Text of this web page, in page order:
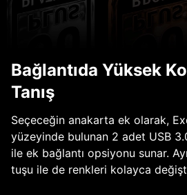
Bağlantıda Yüksek
Tanış
Seçeceğin anakarta ek olarak,
yüzeyinde bulunan 2 adet USB
ile ek bağlantı opsiyonu sunar.
tuşu ile de renkleri kolayca